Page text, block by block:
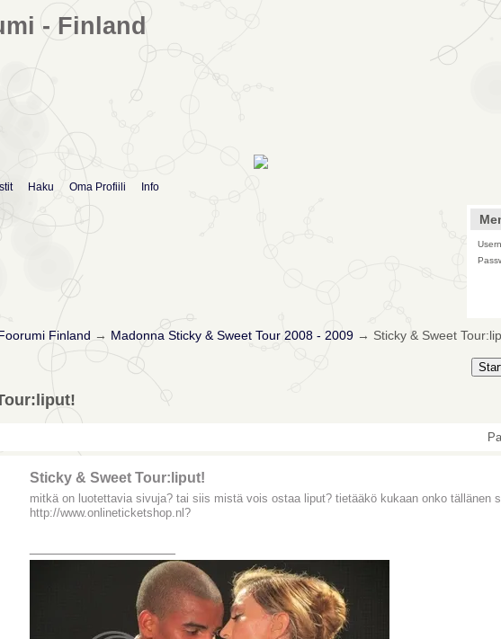
- Finland
Haku Oma Profiili Info
Finland → Madonna Sticky & Sweet Tour 2008 - 2009→ Sticky & Sweet
Sticky & Sweet Tour:liput!
mitkä on luotettavia sivuja? tai siis mistä vois ostaa liput? tietääkö kukaan onko tällänen
http://www.onlineticketshop.nl?